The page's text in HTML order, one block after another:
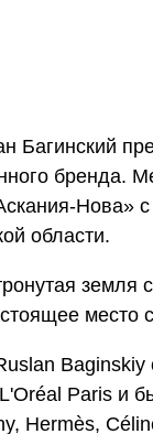
Багинский
бренда.
Нова» с
области.
земля
место
Paris и
Hermès,